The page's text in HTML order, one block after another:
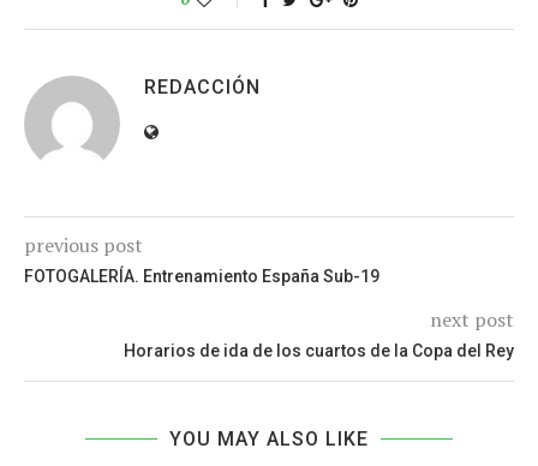
REDACCIÓN
previous post
FOTOGALERÍA. Entrenamiento España Sub-19
next post
Horarios de ida de los cuartos de la Copa del Rey
YOU MAY ALSO LIKE